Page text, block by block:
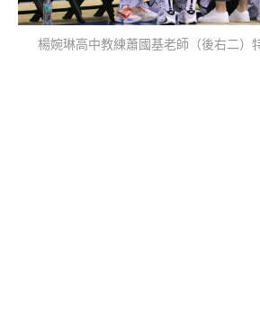
楊婉琳高中教練蕭國基老師（後右二）